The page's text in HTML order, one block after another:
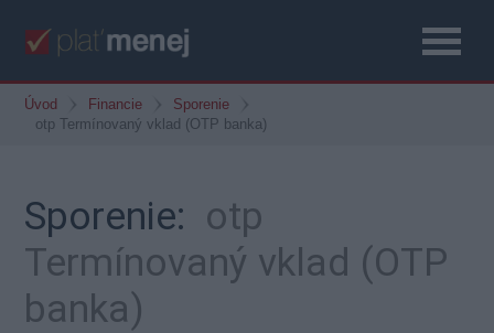
Úvod Financie
Sporenie
otp Termínovaný vklad (OTP banka)
Sporenie: otp
Termínovaný vklad (OTP
banka)